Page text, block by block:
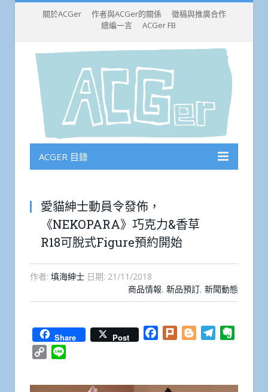
關於ACGer 作者與ACGer的關係
徵稿與推廣合作
總編一言
ACGer FB
ACGER 目錄
愛貓紳士動員令發佈，
《NEKOPARA》巧克力&香草
R18可脫式Figure預約開始
作者: 填海紳士 日期: 21/11/2018
商品情報, 新品預訂, 新聞動態
Share Post Facebook
Plurk BloggerTelegram
Copy